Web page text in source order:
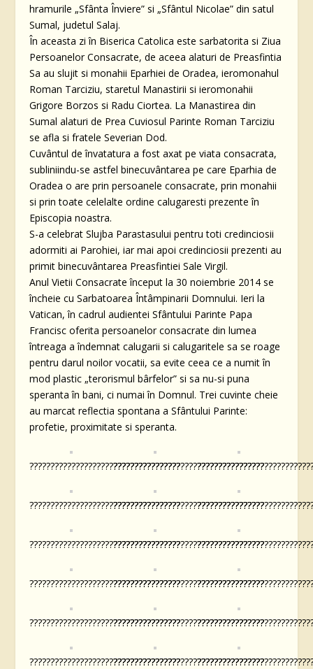
hramurile „Sfânta Înviere” si „Sfântul Nicolae” din satul
Sumal, judetul Salaj.
În aceasta zi în Biserica Catolica este sarbatorita si Ziua
Persoanelor Consacrate, de aceea alaturi de Preasfintia
Sa au slujit si monahii Eparhiei de Oradea, ieromonahul
Roman Tarciziu, staretul Manastirii si ieromonahii
Grigore Borzos si Radu Ciortea. La Manastirea din
Sumal alaturi de Prea Cuviosul Parinte Roman Tarciziu
se afla si fratele Severian Dod.
Cuvântul de învatatura a fost axat pe viata consacrata,
subliniindu-se astfel binecuvântarea pe care Eparhia de
Oradea o are prin persoanele consacrate, prin monahii
si prin toate celelalte ordine calugaresti prezente în
Episcopia noastra.
S-a celebrat Slujba Parastasului pentru toti credinciosii
adormiti ai Parohiei, iar mai apoi credinciosii prezenti au
primit binecuvântarea Preasfintiei Sale Virgil.
Anul Vietii Consacrate început la 30 noiembrie 2014 se
încheie cu Sarbatoarea Întâmpinarii Domnului. Ieri la
Vatican, în cadrul audientei Sfântului Parinte Papa
Francisc oferita persoanelor consacrate din lumea
întreaga a îndemnat calugarii si calugaritele sa se roage
pentru darul noilor vocatii, sa evite ceea ce a numit în
mod plastic „terorismul bârfelor” si sa nu-si puna
speranta în bani, ci numai în Domnul. Trei cuvinte cheie
au marcat reflectia spontana a Sfântului Parinte:
profetie, proximitate si speranta.
????????????????????????????????????????????????????????????????????????
????????????????????????????????????????????????????????????????????????
????????????????????????????????????????????????????????????????????????
????????????????????????????????????????????????????????????????????????
????????????????????????????????????????????????????????????????????????
????????????????????????????????????????????????????????????????????????